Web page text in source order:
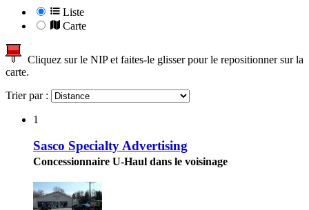
Liste
Carte
Cliquez sur le NIP et faites-le glisser pour le repositionner sur la
carte.
Trier par :
1
Sasco Specialty Advertising
Concessionnaire U-Haul dans le voisinage